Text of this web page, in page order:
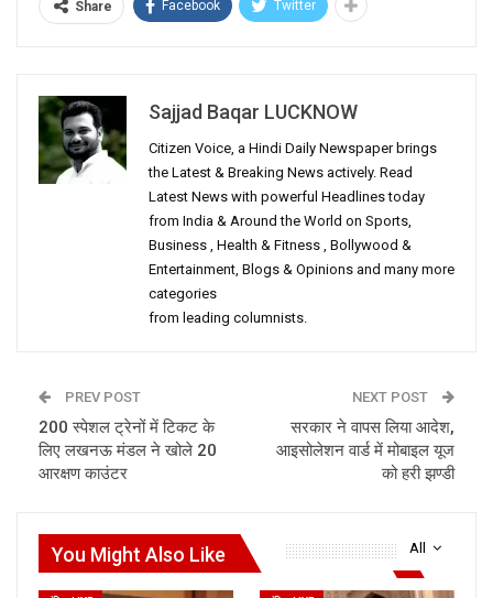
Share Facebook Twitter
Sajjad Baqar LUCKNOW
Citizen Voice, a Hindi Daily Newspaper brings
the Latest & Breaking News actively. Read
Latest News with powerful Headlines today
from India & Around the World on Sports,
Business , Health & Fitness , Bollywood &
Entertainment, Blogs & Opinions and many more
categories
from leading columnists.
PREV POST
200 स्पेशल ट्रेनों में टिकट के
लिए लखनऊ मंडल ने खोले 20
आरक्षण काउंटर
NEXT POST
सरकार ने वापस लिया आदेश,
आइसोलेशन वार्ड में मोबाइल यूज
को हरी झण्डी
All
You Might Also Like